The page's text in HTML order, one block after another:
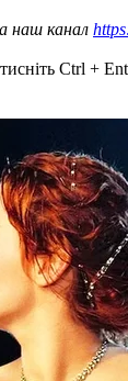
наш канал
Ctrl +